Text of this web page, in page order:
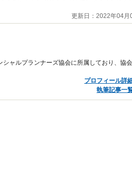
更新日：2022年04月
ャルプランナーズ協会に所属しており、協
プロフィール詳
執筆記事一